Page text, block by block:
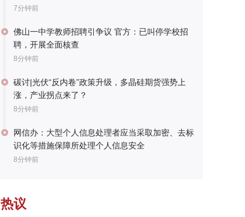
7分钟前
佛山一中学教师招聘引争议 官方：已叫停学校招
聘，开展全面核查
8分钟前
碳讨|光伏“反内卷”政策升级，多晶硅期货强势上
涨，产业拐点来了？
8分钟前
网信办：大型个人信息处理者应当采取加密、去标
识化等措施保障所处理个人信息安全
8分钟前
热议